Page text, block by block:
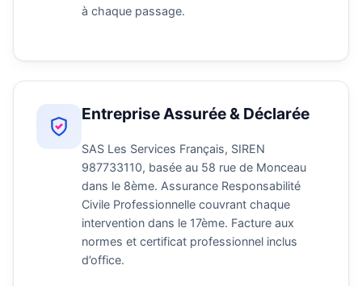
à chaque passage.
Entreprise Assurée & Déclarée
SAS Les Services Français, SIREN
987733110, basée au 58 rue de Monceau
dans le 8ème. Assurance Responsabilité
Civile Professionnelle couvrant chaque
intervention dans le 17ème. Facture aux
normes et certificat professionnel inclus
d’office.